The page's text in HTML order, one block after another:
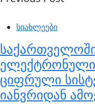
სიახლეები
საქართველოში
ელექტრონული
ციფრული
იანვრიდან